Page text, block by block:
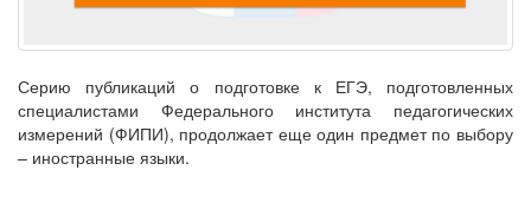
Серию публикаций о подготовке к ЕГЭ, подготовленных
специалистами Федерального института педагогических
измерений (ФИПИ), продолжает еще один предмет по выбору
– иностранные языки.